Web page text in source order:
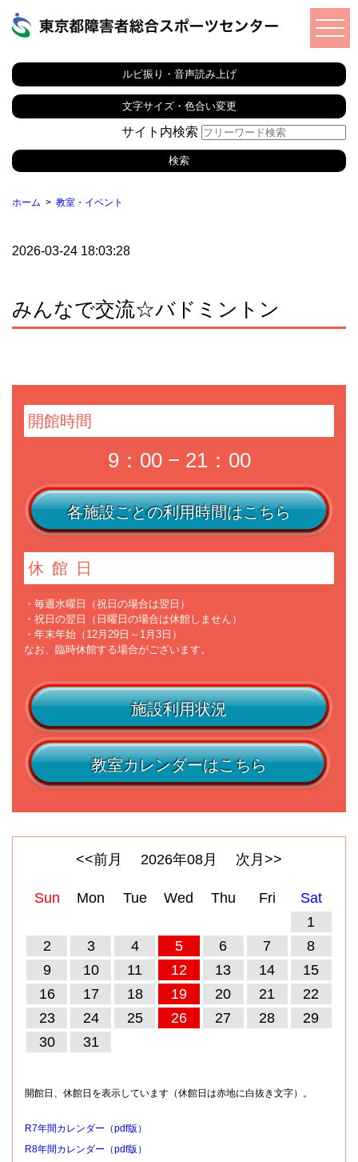
ルビ振り・音声読み上げ
文字サイズ・色合い変更
サイト内検索
ホーム 教室・イベント
2026-03-24 18:03:28
みんなで交流☆バドミントン
開館時間
9：00 − 21：00
各施設ごとの利用時間はこちら
休館日
・毎週水曜日（祝日の場合は翌日）
・祝日の翌日（日曜日の場合は休館しません）
・年末年始（12月29日～1月3日）
なお、臨時休館する場合がございます。
施設利用状況
教室カレンダーはこちら
<<前月 2026年08月 次月>>
Sun Mon Tue Wed Thu Fri
Sat
1
2
3 4 5 6 7
8
9
10 11 12 13 14
15
16
17 18 19 20 21
22
23
24 25 26 27 28
29
30
31
開館日、休館日を表示しています（休館日は赤地に白抜き文字）。
R7年間カレンダー（pdf版）
R8年間カレンダー（pdf版）